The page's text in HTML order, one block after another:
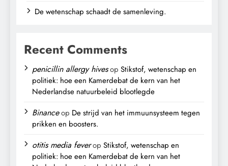
De wetenschap schaadt de samenleving.
Recent Comments
penicillin allergy hivesop Stikstof, wetenschap en
politiek: hoe een Kamerdebat de kern van het
Nederlandse natuurbeleid blootlegde
Binanceop De strijd van het immuunsysteem tegen
prikken en boosters.
otitis media feverop Stikstof, wetenschap en
politiek: hoe een Kamerdebat de kern van het